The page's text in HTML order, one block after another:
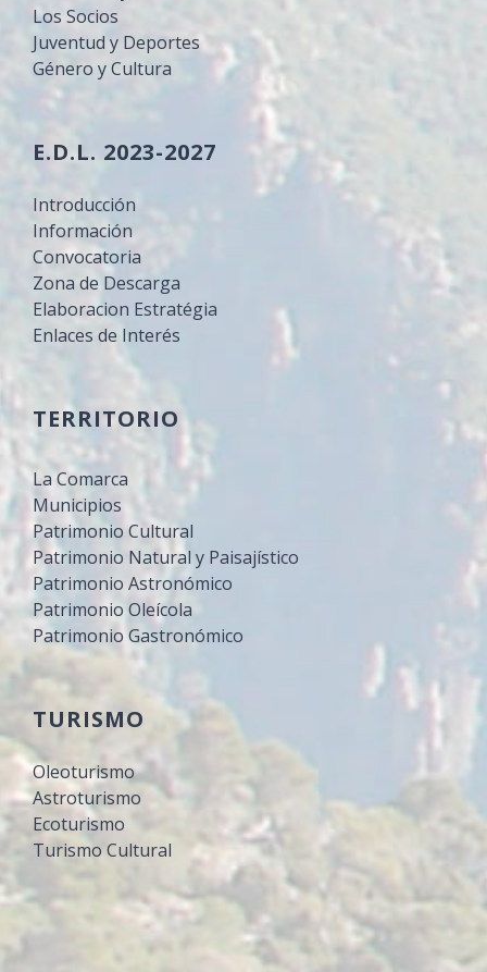
Los Socios
Juventud y Deportes
Género y Cultura
E.D.L. 2023-2027
Introducción
Información
Convocatoria
Zona de Descarga
Elaboracion Estratégia
Enlaces de Interés
TERRITORIO
La Comarca
Municipios
Patrimonio Cultural
Patrimonio Natural y Paisajístico
Patrimonio Astronómico
Patrimonio Oleícola
Patrimonio Gastronómico
TURISMO
Oleoturismo
Astroturismo
Ecoturismo
Turismo Cultural